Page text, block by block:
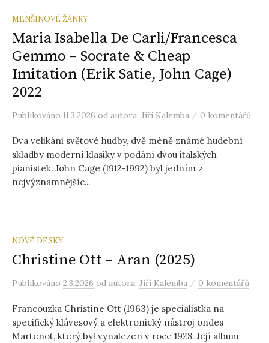
MENŠINOVÉ ŽÁNRY
Maria Isabella De Carli/Francesca
Gemmo – Socrate & Cheap
Imitation (Erik Satie, John Cage)
2022
Publikováno 11.3.2026 od autora: Jiří Kalemba / 0 komentářů
Dva velikáni světové hudby, dvě méně známé hudební
skladby moderní klasiky v podání dvou italských
pianistek. John Cage (1912-1992) byl jedním z
nejvýznamnějšíc...
NOVÉ DESKY
Christine Ott – Aran (2025)
Publikováno 2.3.2026 od autora: Jiří Kalemba / 0 komentářů
Francouzka Christine Ott (1963) je specialistka na
specifický klávesový a elektronický nástroj ondes
Martenot, který byl vynalezen v roce 1928. Její album